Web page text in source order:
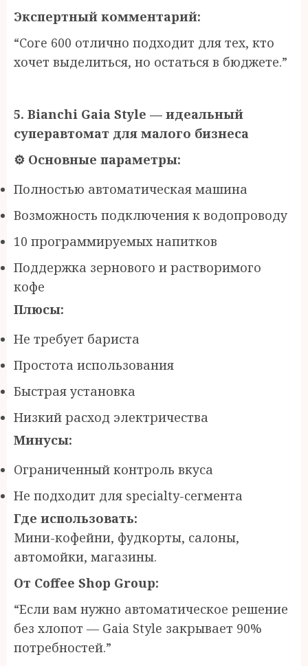
Экспертный комментарий:
“Core 600 отлично подходит для тех, кто
хочет выделиться, но остаться в бюджете.”
5. Bianchi Gaia Style — идеальный
суперавтомат для малого бизнеса
⚙ ️ Основные параметры:
Полностью автоматическая машина
Возможность подключения к водопроводу
10 программируемых напитков
Поддержка зернового и растворимого
кофе
Плюсы:
Не требует бариста
Простота использования
Быстрая установка
Низкий расход электричества
Минусы:
Ограниченный контроль вкуса
Не подходит для specialty-сегмента
Где использовать:
Мини-кофейни, фудкорты, салоны,
автомойки, магазины.
От Coffee Shop Group:
“Если вам нужно автоматическое решение
без хлопот — Gaia Style закрывает 90%
потребностей.”